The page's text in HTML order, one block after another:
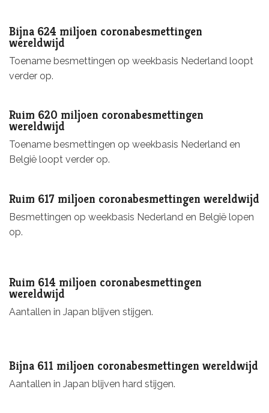
Bijna 624 miljoen coronabesmettingen
wereldwijd
Toename besmettingen op weekbasis Nederland loopt
verder op.
Ruim 620 miljoen coronabesmettingen
wereldwijd
Toename besmettingen op weekbasis Nederland en
België loopt verder op.
Ruim 617 miljoen coronabesmettingen wereldwijd
Besmettingen op weekbasis Nederland en België lopen
op.
Ruim 614 miljoen coronabesmettingen
wereldwijd
Aantallen in Japan blijven stijgen.
Bijna 611 miljoen coronabesmettingen wereldwijd
Aantallen in Japan blijven hard stijgen.